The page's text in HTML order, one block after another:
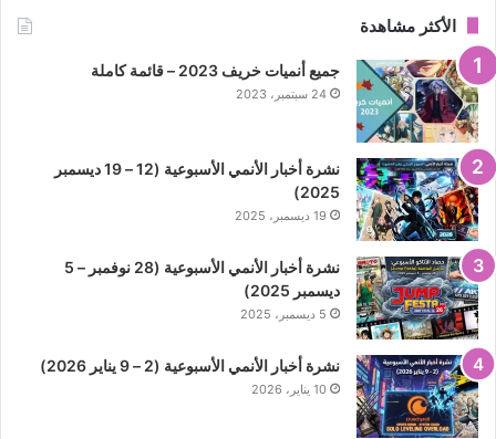
الأكثر مشاهدة
جميع أنميات خريف 2023 – قائمة كاملة
24 سبتمبر، 2023
نشرة أخبار الأنمي الأسبوعية (12 – 19 ديسمبر
2025)
19 ديسمبر، 2025
نشرة أخبار الأنمي الأسبوعية (28 نوفمبر – 5
ديسمبر 2025)
5 ديسمبر، 2025
نشرة أخبار الأنمي الأسبوعية (2 – 9 يناير 2026)
10 يناير، 2026